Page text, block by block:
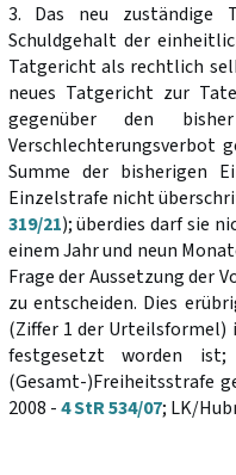
3. Das neu zuständige
Schuldgehalt der
Tatgericht als rechtlich
neues Tatgericht zur
gegenüber den
Verschlechterungsverbot
Summe der bisherigen
Einzelstrafe nicht
319/21); überdies darf sie
einem Jahr und neun
Frage der Aussetzung der
zu entscheiden. Dies
(Ziffer 1 der
festgesetzt worden
(Gesamt-)Freiheitsstrafe
2008 -4 StR 534/07; LK/